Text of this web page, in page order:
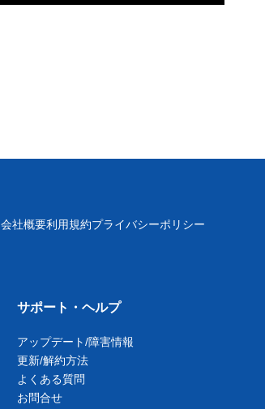
会社概要利用規約プライバシーポリシー
サポート・ヘルプ
アップデート/障害情報
更新/解約方法
よくある質問
お問合せ